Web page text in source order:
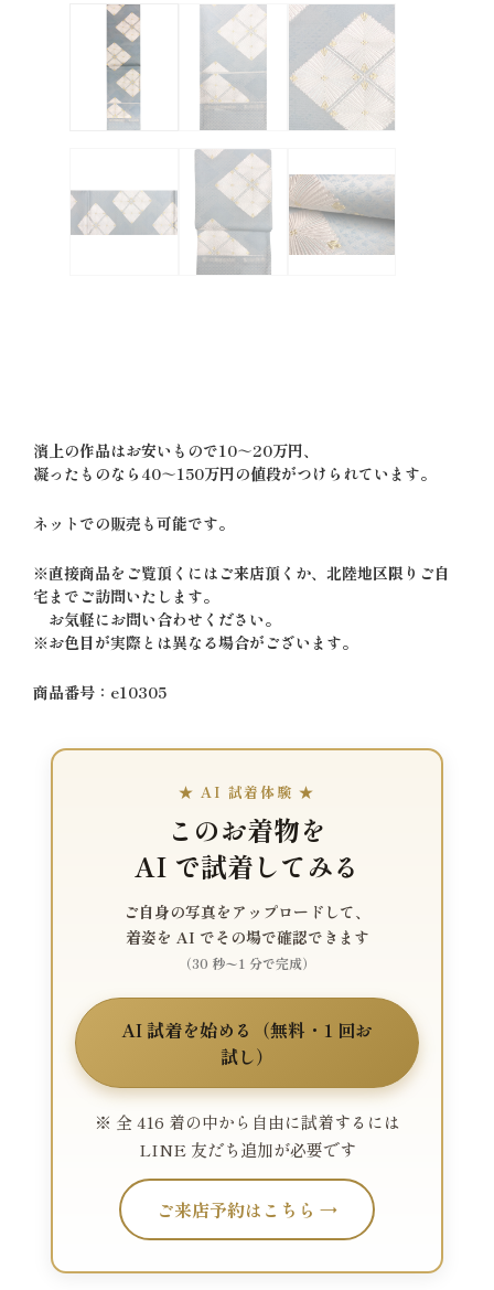
濱上の作品はお安いもので10～20万円、
凝ったものなら40～150万円の値段がつけられています。
ネットでの販売も可能です。
※直接商品をご覧頂くにはご来店頂くか、北陸地区限りご自
宅までご訪問いたします。
お気軽にお問い合わせください。
※お色目が実際とは異なる場合がございます。
商品番号：e10305
★ AI 試着体験 ★
このお着物を
AI で試着してみる
ご自身の写真をアップロードして、
着姿を AI でその場で確認できます
（30 秒〜1 分で完成）
AI 試着を始める（無料・1 回お
試し）
※ 全 416 着の中から自由に試着するには
LINE 友だち追加が必要です
ご来店予約はこちら →